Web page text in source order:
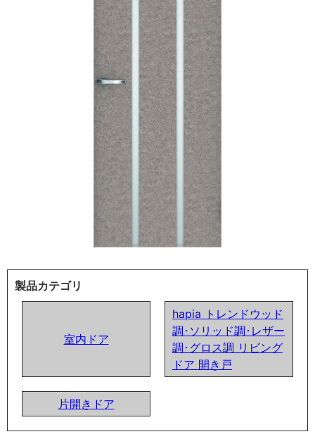
製品カテゴリ
室内ドア
hapia トレンドウッド
調･ソリッド調･レザー
調･グロス調 リビング
ドア 開き戸
片開きドア